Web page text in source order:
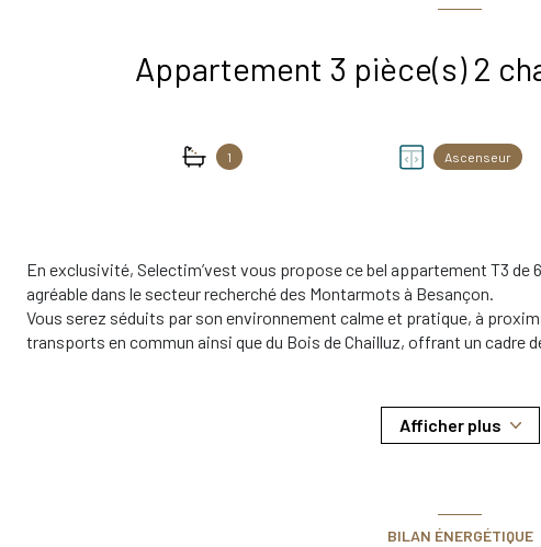
1 Ascenseur
En exclusivité, Selectim’vest vous propose ce bel appartement T3 de
agréable dans le secteur recherché des Montarmots à Besançon.
Vous serez séduits par son environnement calme et pratique, à
transports en commun ainsi que du Bois de Chailluz, offrant un cadre
• d’une cuisine ouverte sur un lumineux séjour/salon,
La pièce de vie donne accès à une agréable terrasse de 10,83 m²,
Afficher plus
BILAN ÉNERGÉTIQUE